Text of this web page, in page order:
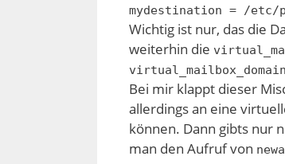
mydestination = /
Wichtig ist nur, das die
weiterhin die
Bei mir klappt dieser
allerdings an eine
können. Dann gibts nur
man den Aufruf von